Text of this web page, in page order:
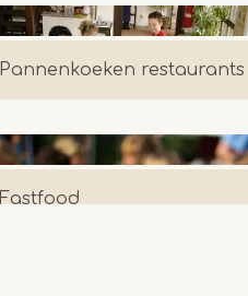
Pannenkoeken restaurants
Fastfood